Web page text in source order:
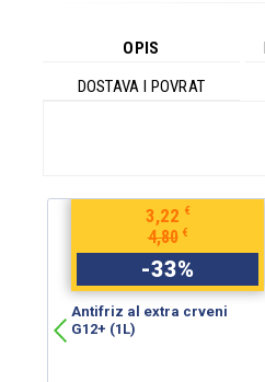
OPIS
DOSTAVA I POVRAT
4,80 €
3,22 €
-33%
Antifriz al extra crveni
G12+ (1L)